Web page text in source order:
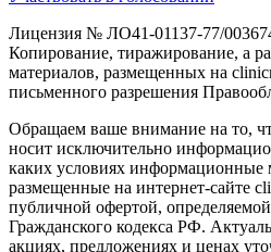
Лицензия № ЛО41-01137-77/
Копирование, тиражирование, а
материалов, размещенных на
письменного разрешения
Обращаем ваше внимание на то,
носит исключительно
каких условиях информационные
размещенные на интернет-сайте
публичной офертой,
Гражданского кодекса РФ.
акциях, предложениях и ценах